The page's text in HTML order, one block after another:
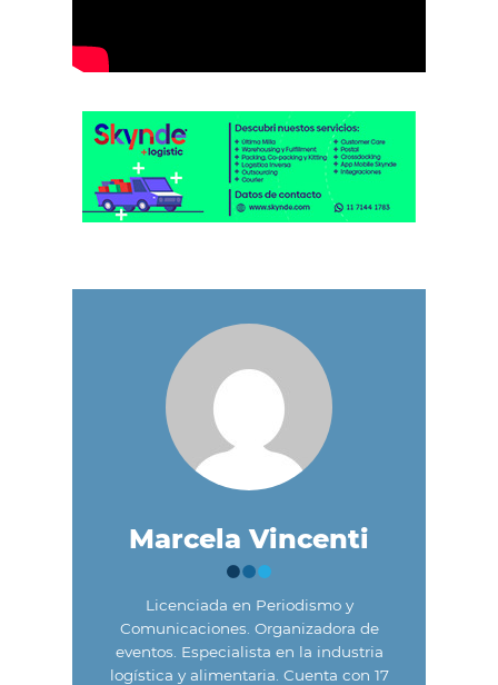
Marcela Vincenti
Licenciada en Periodismo y
Comunicaciones. Organizadora de
eventos. Especialista en la industria
logística y alimentaria. Cuenta con 17